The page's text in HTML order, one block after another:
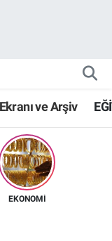
ve Arşiv
EKONOMİ